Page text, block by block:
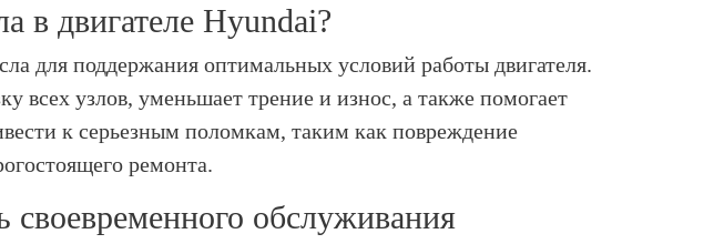
в двигателе Hyundai?
для поддержания оптимальных условий работы двигателя.
всех узлов, уменьшает трение и износ, а также помогает
к серьезным поломкам, таким как повреждение
ремонта.
обслуживания